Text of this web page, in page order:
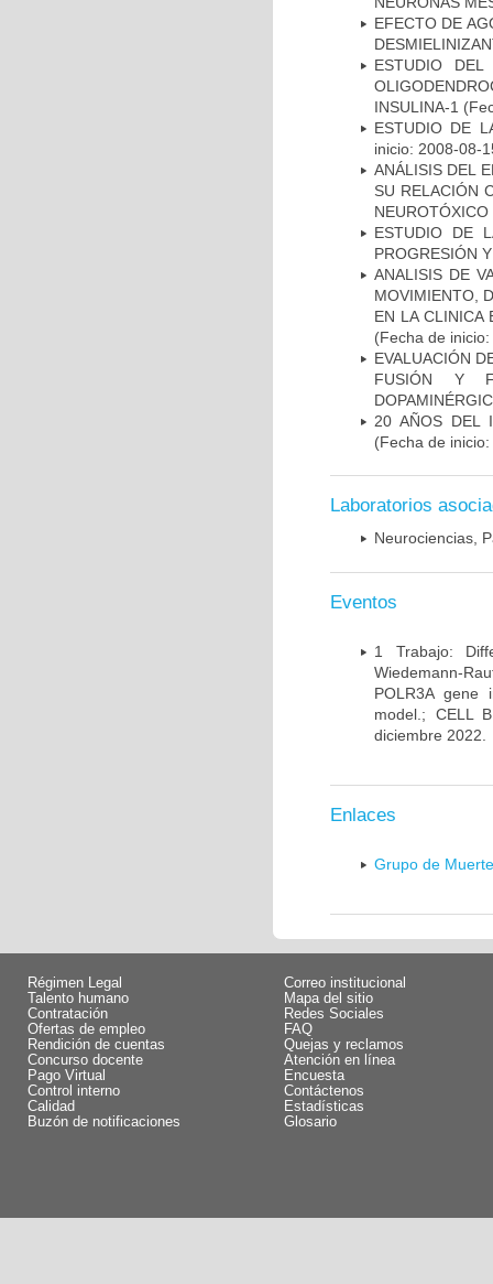
EFECTO DE
ESTUDIO
INSULINA-1
ESTUDIO DE
inicio: 2008-08-
ANÁLISIS DEL
SU RELACIÓN
NEUROTÓXICO
ESTUDIO DE
PROGRESIÓN
ANALISIS DE
MOVIMIENTO,
EN LA CLINICA
(Fecha de
EVALUACIÓN
FUSIÓN Y
20 AÑOS DEL
(Fecha de
Laboratorios
Neurociencias,
Eventos
1 Trabajo:
Wiedemann-
POLR3A gene
model.; CELL
diciembre 2022.
Enlaces
Grupo de
Régimen Legal
Talento humano
Contratación
Ofertas de empleo
Rendición de cuentas
Concurso docente
Pago Virtual
Control interno
Calidad
Buzón de notificaciones
Correo institucional
Mapa del sitio
Redes Sociales
FAQ
Quejas y reclamos
Atención en línea
Encuesta
Contáctenos
Estadísticas
Glosario